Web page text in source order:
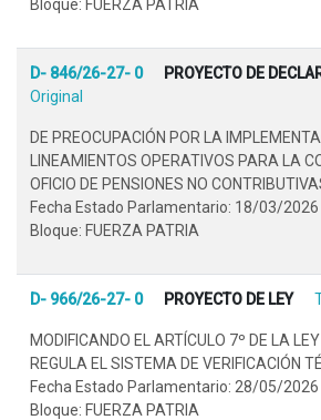
Bloque: FUERZA PATRIA
D- 846/26-27- 0 PROYECTO DE
Original
DE PREOCUPACIÓN POR LA
LINEAMIENTOS OPERATIVOS PARA LA
OFICIO DE PENSIONES NO
Fecha Estado Parlamentario: 18/03/2026
Bloque: FUERZA PATRIA
D- 966/26-27- 0 PROYECTO DE LEY
MODIFICANDO EL ARTÍCULO 7º DE LA
REGULA EL SISTEMA DE VERIFICACIÓN
Fecha Estado Parlamentario: 28/05/2026
Bloque: FUERZA PATRIA